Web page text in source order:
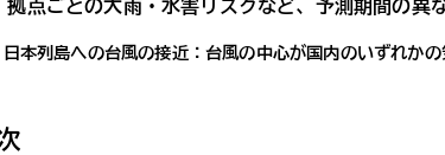
拠点ごとの大雨・水害リスクなど、予測期間の異
本列島への台風の接近：台風の中心が国内のいずれかの